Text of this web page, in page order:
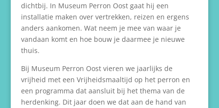
dichtbij. In Museum Perron Oost gaat hij een
installatie maken over vertrekken, reizen en ergens
anders aankomen. Wat neem je mee van waar je
vandaan komt en hoe bouw je daarmee je nieuwe
thuis.
Bij Museum Perron Oost vieren we jaarlijks de
vrijheid met een Vrijheidsmaaltijd op het perron en
een programma dat aansluit bij het thema van de
herdenking. Dit jaar doen we dat aan de hand van